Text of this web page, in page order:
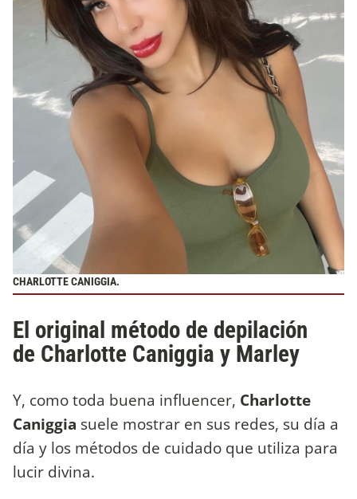
CHARLOTTE CANIGGIA.
El original método de depilación
de Charlotte Caniggia y Marley
Y, como toda buena influencer, Charlotte
Caniggia suele mostrar en sus redes, su día a
día y los métodos de cuidado que utiliza para
lucir divina.